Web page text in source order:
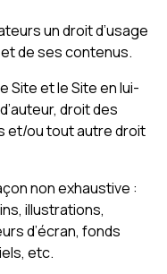
un droit d’usage
de ses contenus.
Site et le Site en lui-
droit des
et/ou tout autre droit
non exhaustive :
illustrations,
d’écran, fonds
etc.